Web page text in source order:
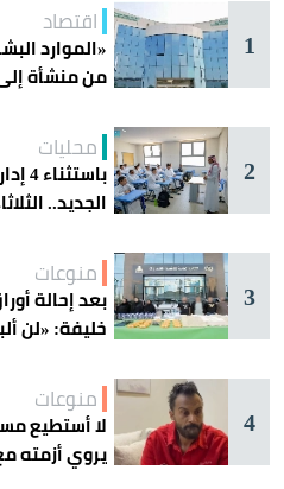
1
اقتصاد
«الموارد
من منشأة
2
محليات
الجديد..
3
منوعات
بعد إحالة
خليفة: «لن
4
منوعات
لا أستطيع
يروي أزمته